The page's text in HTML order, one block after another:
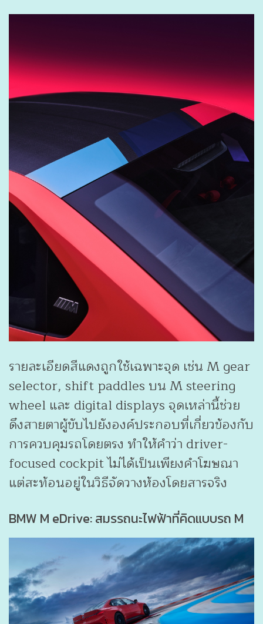
รายละเอียดสีแดงถูกใช้เฉพาะจุด เช่น M gear
selector, shift paddles บน M steering
wheel และ digital displays จุดเหล่านี้ช่วย
ดึงสายตาผู้ขับไปยังองค์ประกอบที่เกี่ยวข้องกับ
การควบคุมรถโดยตรง ทำให้คำว่า driver-
focused cockpit ไม่ได้เป็นเพียงคำโฆษณา
แต่สะท้อนอยู่ในวิธีจัดวางห้องโดยสารจริง
BMW M eDrive: สมรรถนะไฟฟ้าที่คิดแบบรถ M